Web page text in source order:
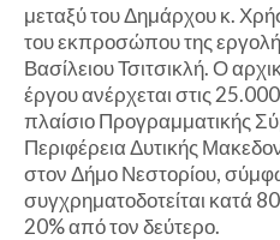
μεταξύ του Δημάρχου κ.
του εκπροσώπου της
Βασίλειου Τσιτσικλή. Ο
έργου ανέρχεται στις
πλαίσιο Προγραμματικής
Περιφέρεια Δυτικής
στον Δήμο Νεστορίου,
συγχρηματοδοτείται κατά
20% από τον δεύτερο.